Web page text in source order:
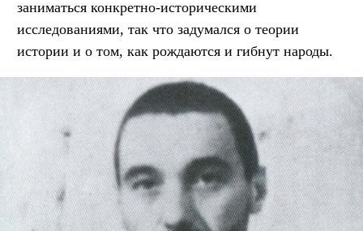
заниматься конкретно-историческими
исследованиями, так что задумался о теории
истории и о том, как рождаются и гибнут народы.